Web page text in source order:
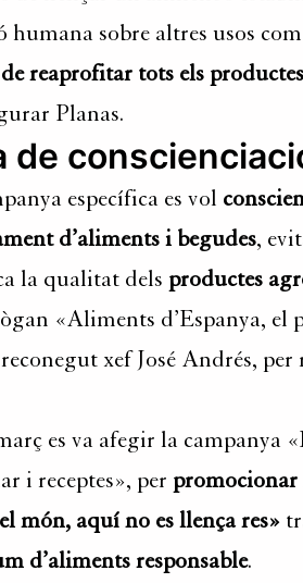
humana sobre altres usos
reaprofitar tots els productes
Planas.
de
específica es vol
d’aliments i begudes,
la qualitat dels productes
«Aliments d’Espanya,
xef José Andrés,
es va afegir la
i receptes», per promocionar
món, aquí no es llença res»
d’aliments responsable.